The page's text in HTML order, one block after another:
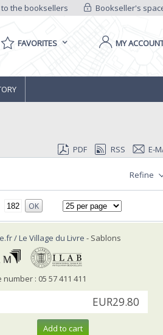
Bookseller's
the booksellers
FAVORITES MY
PDF RSS E-
Refine
OK
/ Le Village du Livre - Sablons
number : 05 57 411 411
EUR29.80
Add to cart